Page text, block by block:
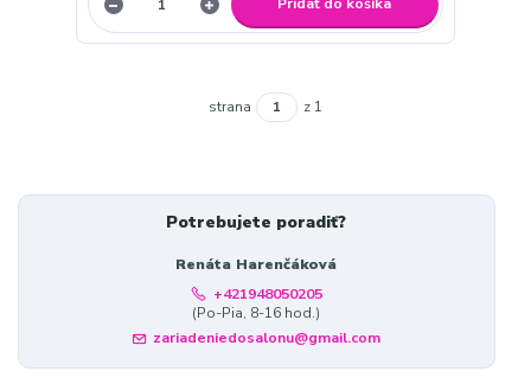
strana z 1
Potrebujete poradiť?
Renáta Harenčáková
+421948050205
(Po-Pia, 8-16 hod.)
zariadeniedosalonu@gmail.com